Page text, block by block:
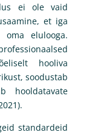
ei ole vaid
et iga
oma elulooga.
hooliva
soodustab
hooldatavate
standardeid